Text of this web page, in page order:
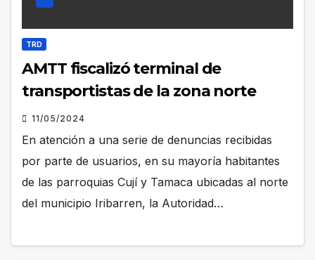
TRD
AMTT fiscalizó terminal de
transportistas de la zona norte
11/05/2024
En atención a una serie de denuncias recibidas
por parte de usuarios, en su mayoría habitantes
de las parroquias Cují y Tamaca ubicadas al norte
del municipio Iribarren, la Autoridad…